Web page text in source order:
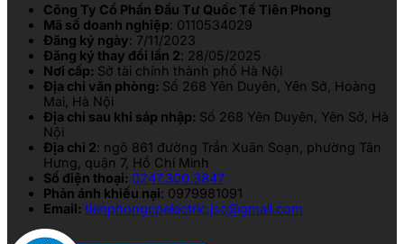
Công Ty Cổ Phần Đầu Tư Quốc Tế Tiên Phong
Mã số doanh nghiệp: 0110534029
Đăng ký ngày: 7/11/2023
Đăng ký thay đổi lần 2: 28/05/2025
Nơi cấp: Sở tài chính thành phố Hà Nội
Địa chỉ văn phòng: Số 268 Yên Duyên, Yên Sở, Hoàng
Mai, Hà Nội
Địa chỉ sau khi sáp nhập: Số 268 Yên Duyên, Yên Sở, Hà
Nội
Địa chỉ 2: ngõ 861 đường Trần Xuân Soạn, phường Tân
Hưng, quận 7, Hồ Chí Minh
Số điện thoại: 0247.300.3847
Phản ánh khiếu nại: 0979981091
Email: tienphongcpelectric.jsc@gmail.com